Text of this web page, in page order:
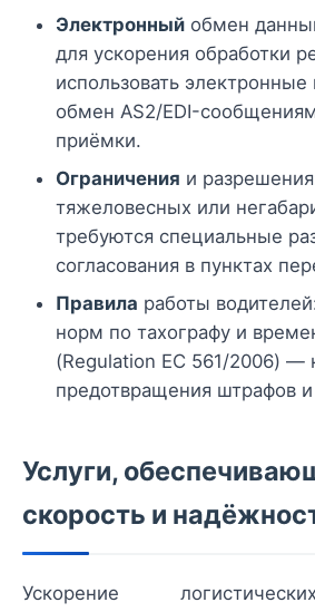
Электронный обмен
для ускорения обработки
использовать
обмен AS2/EDI-
приёмки.
Ограничения и
тяжеловесных или
требуются специальные
согласования в пунктах
Правила работы
норм по тахографу и
(Regulation EC 561/2006) —
предотвращения штрафов
Услуги,
скорость и
Ускорение